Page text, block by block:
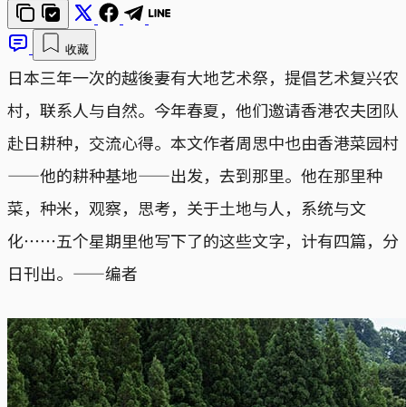
收藏
日本三年一次的越後妻有大地艺术祭，提倡艺术复兴农
村，联系人与自然。今年春夏，他们邀请香港农夫团队
赴日耕种，交流心得。本文作者周思中也由香港菜园村
——他的耕种基地——出发，去到那里。他在那里种
菜，种米，观察，思考，关于土地与人，系统与文
化⋯⋯五个星期里他写下了的这些文字，计有四篇，分
日刊出。——编者